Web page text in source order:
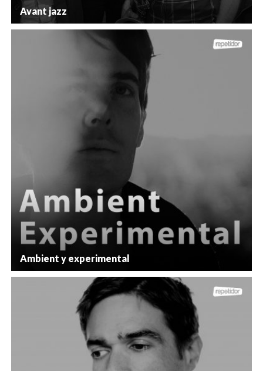
Avant jazz
Ambient y experimental